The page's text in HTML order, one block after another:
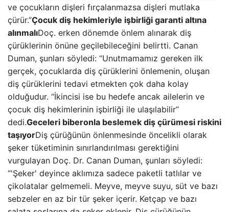
ve çocukların dişleri fırçalanmazsa dişleri mutlaka
çürür.”Çocuk diş hekimleriyle işbirliği garanti altına
alınmalıDoç. erken dönemde önlem alınarak diş
çürüklerinin önüne geçilebileceğini belirtti. Canan
Duman, şunları söyledi: “Unutmamamız gereken ilk
gerçek, çocuklarda diş çürüklerini önlemenin, oluşan
diş çürüklerini tedavi etmekten çok daha kolay
olduğudur. “İkincisi ise bu hedefe ancak ailelerin ve
çocuk diş hekimlerinin işbirliği ile ulaşılabilir”
dedi.Geceleri biberonla beslemek diş çürümesi riskini
taşıyorDiş çürüğünün önlenmesinde öncelikli olarak
şeker tüketiminin sınırlandırılması gerektiğini
vurgulayan Doç. Dr. Canan Duman, şunları söyledi:
“'Şeker' deyince aklımıza sadece paketli tatlılar ve
çikolatalar gelmemeli. Meyve, meyve suyu, süt ve bazı
sebzeler en az bir tür şeker içerir. Ketçap ve bazı